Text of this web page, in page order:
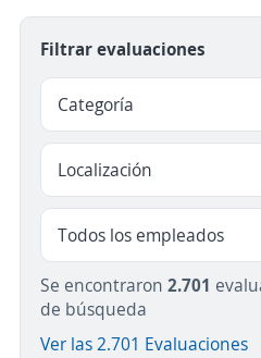
Filtrar evaluaciones
Se encontraron 2.701
de búsqueda
Ver las 2.701 Evaluaciones